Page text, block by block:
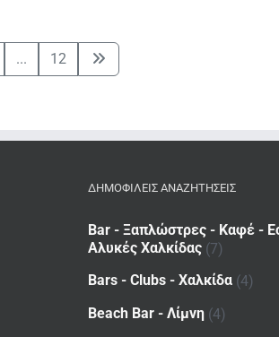
... 12
ΔΗΜΟΦΙΛΕΙΣ ΑΝΑΖΗΤΗΣΕΙΣ
Bar - Ξαπλώστρες - Καφέ -
Αλυκές Χαλκίδας (7)
Bars - Clubs - Χαλκίδα (4)
Beach Bar - Λίμνη (4)